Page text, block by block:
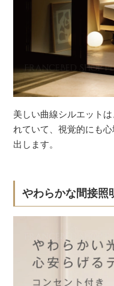
美しい曲線シルエット
れていて、視覚的にも
出します。
やわらかな間接照